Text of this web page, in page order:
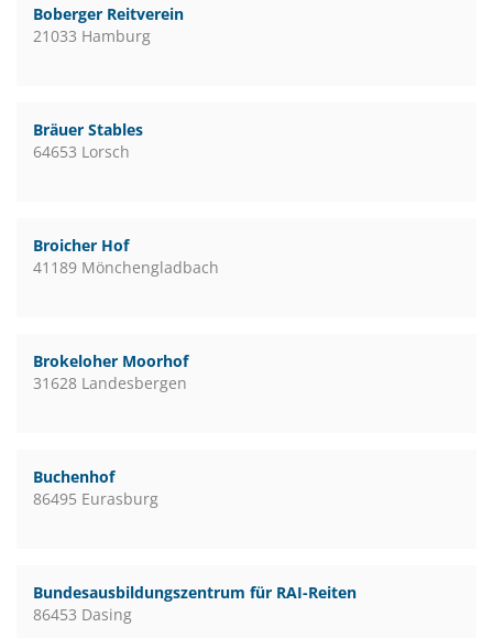
Boberger Reitverein
21033 Hamburg
Bräuer Stables
64653 Lorsch
Broicher Hof
41189 Mönchengladbach
Brokeloher Moorhof
31628 Landesbergen
Buchenhof
86495 Eurasburg
Bundesausbildungszentrum für RAI-Reiten
86453 Dasing